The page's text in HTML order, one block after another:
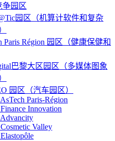
争园区
园区（机算计软件和复杂
Paris Région 园区（健康保健和
巴黎大区园区（多媒体图象
园区（汽车园区）
Paris-Région
Innovation
Valley